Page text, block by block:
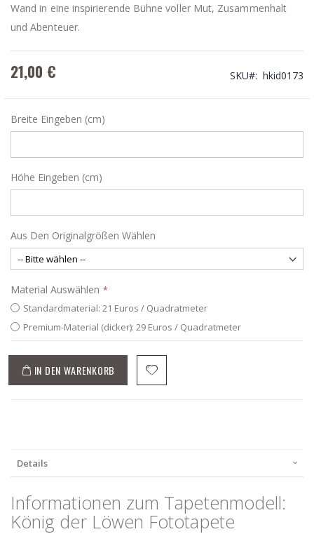
Wand in eine inspirierende Bühne voller Mut, Zusammenhalt
und Abenteuer.
21,00 € SKU hkid0173
Breite Eingeben (cm)
Höhe Eingeben (cm)
Aus Den Originalgrößen Wählen
Material Auswählen
Standardmaterial: 21 Euros / Quadratmeter
Premium-Material (dicker): 29 Euros / Quadratmeter
IN DEN WARENKORB
Details
Informationen zum Tapetenmodell:
König der Löwen Fototapete